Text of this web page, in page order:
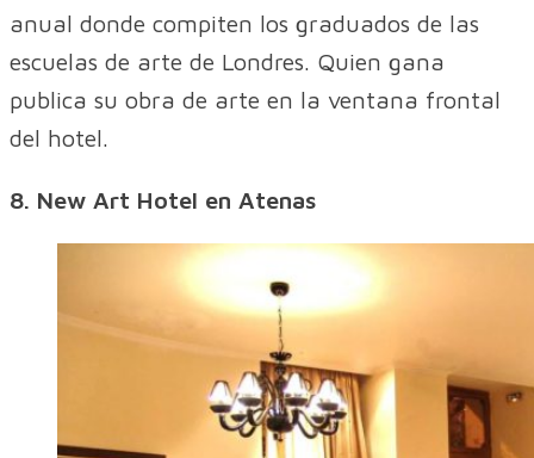
anual donde compiten los graduados de las
escuelas de arte de Londres. Quien gana
publica su obra de arte en la ventana frontal
del hotel.
8. New Art Hotel en Atenas